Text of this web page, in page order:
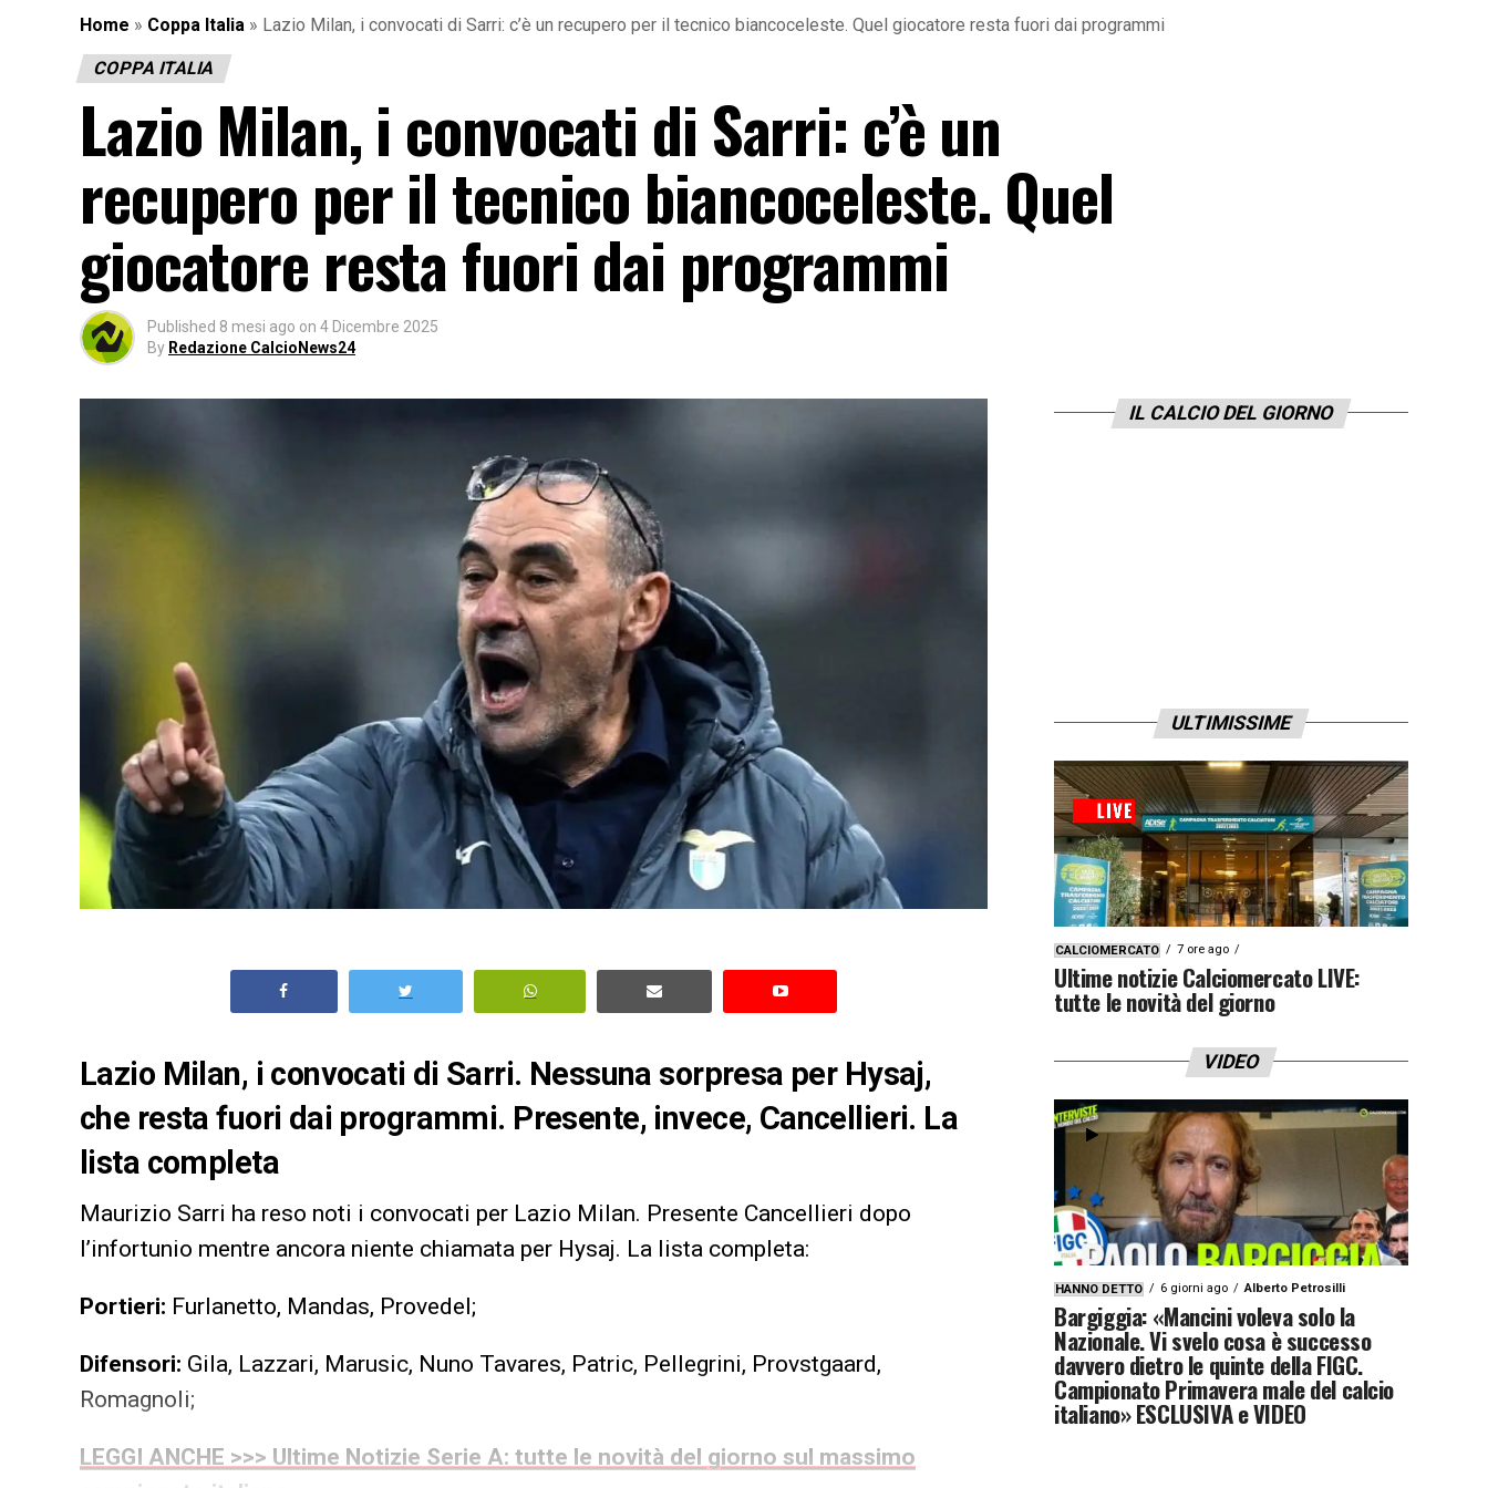
Home » Coppa Italia » Lazio Milan, i convocati di Sarri: c’è un recupero per il tecnico biancoceleste. Quel giocatore resta fuori dai programmi
COPPA ITALIA
Lazio Milan, i convocati di Sarri: c’è un
recupero per il tecnico biancoceleste. Quel
giocatore resta fuori dai programmi
Published 8 mesi ago on 4 Dicembre 2025
By Redazione CalcioNews24
Lazio Milan, i convocati di Sarri. Nessuna sorpresa per Hysaj,
che resta fuori dai programmi. Presente, invece, Cancellieri. La
lista completa
Maurizio Sarri ha reso noti i convocati per Lazio Milan. Presente Cancellieri dopo
l’infortunio mentre ancora niente chiamata per Hysaj. La lista completa:
Portieri: Furlanetto, Mandas, Provedel;
Difensori: Gila, Lazzari, Marusic, Nuno Tavares, Patric, Pellegrini, Provstgaard,
Romagnoli;
LEGGI ANCHE >>> Ultime Notizie Serie A: tutte le novità del giorno sul massimo
IL CALCIO DEL GIORNO
ULTIMISSIME
CALCIOMERCATO 7 ore ago
Ultime notizie Calciomercato LIVE:
tutte le novità del giorno
VIDEO
HANNO DETTO 6 giorni ago Alberto Petrosilli
Bargiggia: «Mancini voleva solo la
Nazionale. Vi svelo cosa è successo
davvero dietro le quinte della FIGC.
Campionato Primavera male del calcio
italiano» ESCLUSIVA e VIDEO